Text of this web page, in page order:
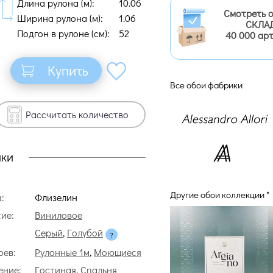
Длина рулона (м):
10.06
Ширина рулона (м):
1.06
Подгон в рулоне (cм):
52
Купить
Рассчитать количество
Флизелин
Виниловое
Серый, Голубой
Рулонные 1м, Моющиеся
Гостиная, Спальня
Смотреть
40 000
Все обои фабрики
Другие обои коллекции *